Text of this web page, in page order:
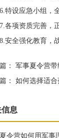
设应急小组，全
项资质完善，正
全强化教育，战
：
军事夏令营
：
如何选择适
息
令营如何用军事